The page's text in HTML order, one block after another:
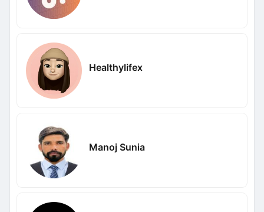
Healthylifex
Manoj Sunia